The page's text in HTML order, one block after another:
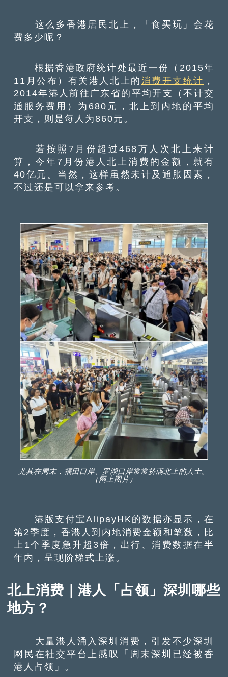
这么多香港居民北上，「食买玩」会花
费多少呢？
根据香港政府统计处最近一份（2015年
11月公布）有关港人北上的消费开支统计 ，
2014年港人前往广东省的平均开支（不计交
通服务费用）为680元，北上到内地的平均
开支，则是每人为860元。
若按照7月份超过468万人次北上来计
算，今年7月份港人北上消费的金额，就有
40亿元。当然，这样虽然未计及通胀因素，
不过还是可以拿来参考。
尤其在周末，福田口岸、罗湖口岸常常挤满北上的人士。
（网上图片）
港版支付宝AlipayHK的数据亦显示，在
第2季度，香港人到内地消费金额和笔数，比
上1个季度急升超3倍，出行、消费数据在半
年内，呈现阶梯式上涨。
北上消费｜港人「占领」深圳哪些
地方？
大量港人涌入深圳消费，引发不少深圳
网民在社交平台上感叹「周末深圳已经被香
港人占领」。